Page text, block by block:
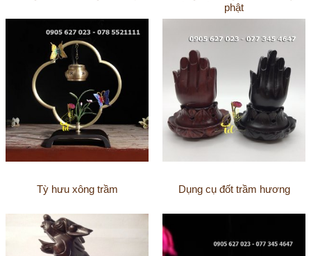
phật
Tỳ hưu xông trầm Dụng cụ đốt trầm hương